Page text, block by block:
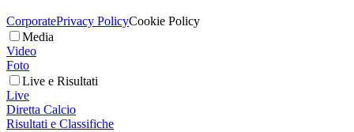
CorporatePrivacy PolicyCookie Policy
Media
Video
Foto
Live e Risultati
Live
Diretta Calcio
Risultati e Classifiche